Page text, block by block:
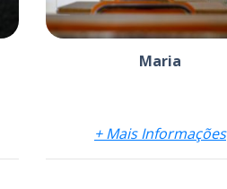
Maria
+ Mais Informações